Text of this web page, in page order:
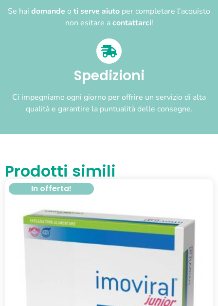
Se hai domande o ti serve aiuto per completare l'acquisto
non esitare acontattarci!
Spedizioni
Ci impegniamo ogni giorno per offrire un servizio di alta
qualità e garantire la puntualità delle consegne.
Prodotti simili
In offerta!